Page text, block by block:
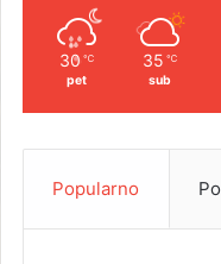
30 ℃
pet
35 ℃
sub
Popularno